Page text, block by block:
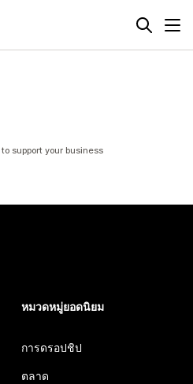
support your business
หมวดหมู่ยอดนิยม
การดรอปชิป
ตลาด